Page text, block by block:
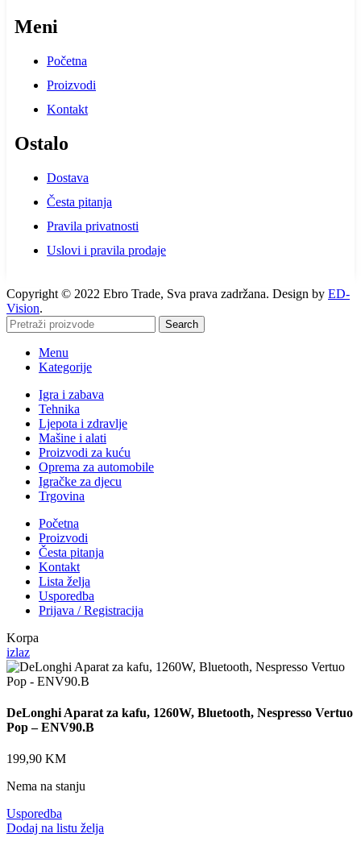
Meni
Početna
Proizvodi
Kontakt
Ostalo
Dostava
Česta pitanja
Pravila privatnosti
Uslovi i pravila prodaje
Copyright © 2022 Ebro Trade, Sva prava zadržana. Design by ED-
Vision.
Search
Menu
Kategorije
Igra i zabava
Tehnika
Ljepota i zdravlje
Mašine i alati
Proizvodi za kuću
Oprema za automobile
Igračke za djecu
Trgovina
Početna
Proizvodi
Česta pitanja
Kontakt
Lista želja
Usporedba
Prijava / Registracija
Korpa
izlaz
DeLonghi Aparat za kafu, 1260W, Bluetooth, Nespresso Vertuo
Pop – ENV90.B
199,90 KM
Nema na stanju
Usporedba
Dodaj na listu želja